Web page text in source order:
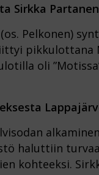
Sirkka
Pelkonen)
pikkulottana
oli
haluttiin
kohteeksi.